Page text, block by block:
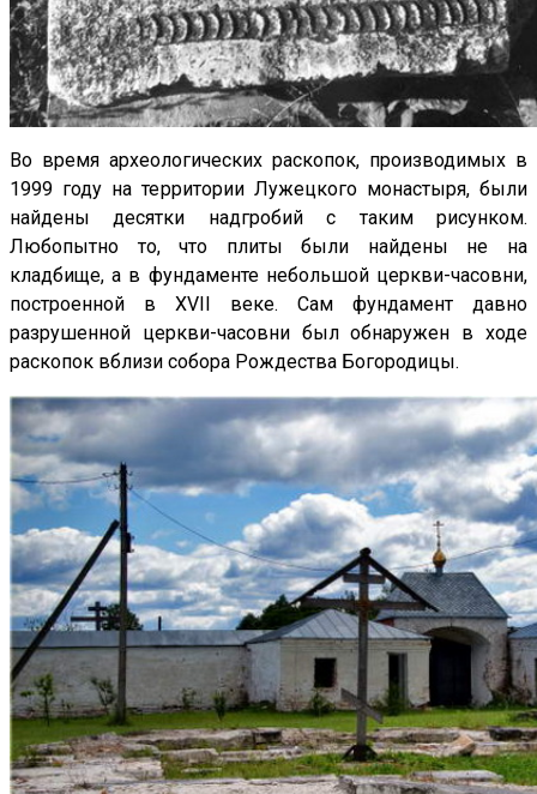
Во время археологических раскопок, производимых в
1999 году на территории Лужецкого монастыря, были
найдены десятки надгробий с таким рисунком.
Любопытно то, что плиты были найдены не на
кладбище, а в фундаменте небольшой церкви-часовни,
построенной в XVII веке. Сам фундамент давно
разрушенной церкви-часовни был обнаружен в ходе
раскопок вблизи собора Рождества Богородицы.